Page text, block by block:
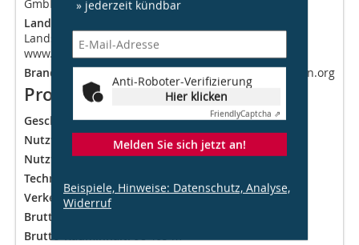
GmbH, Planneg, www.muellerbbm.de
Landschaftsarchitekt:
Landschaftsarchitekten, München,
www.rainerschmidt.com
Brandschutzplaner:
hhpberlin, Berlin, www.hhpberlin.org
Projektdaten
Geschossflächenzahl:7
Nutzfläche gesamt18 861 m²
Nutzfläche:15 127 m²
Technikfläche:
Verkehrsfläche:1 520 m²
Brutto-Grundfläche:
Brutto-Rauminhalt:98 465 m³
» jederzeit kündbar
Anti-Roboter-Verifizierung
Hier klicken
FriendlyCaptcha ⇗
Melden Sie sich jetzt an!
Beispiele, Hinweise: Datenschutz, Analyse,
Widerruf